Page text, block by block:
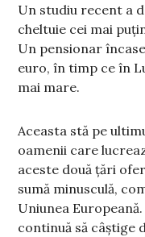
Un studiu recent a
cheltuie cei mai
Un pensionar
euro, în timp ce în
mai mare.
Aceasta stă pe
oamenii care
aceste două țări
sumă minusculă,
Uniunea
continuă să câștige